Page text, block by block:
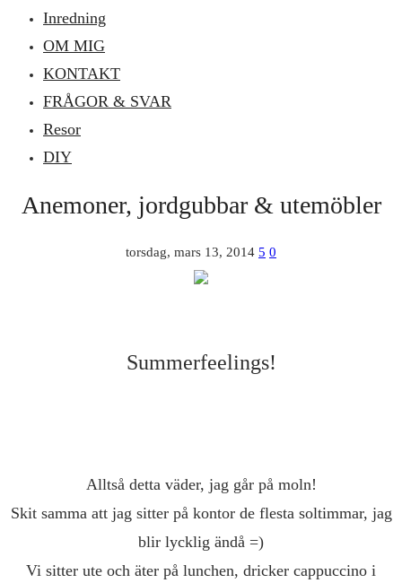
Inredning
OM MIG
KONTAKT
FRÅGOR & SVAR
Resor
DIY
Anemoner, jordgubbar & utemöbler
torsdag, mars 13, 2014 5 0
Summerfeelings!
Alltså detta väder, jag går på moln!
Skit samma att jag sitter på kontor de flesta soltimmar, jag
blir lycklig ändå =)
Vi sitter ute och äter på lunchen, dricker cappuccino i